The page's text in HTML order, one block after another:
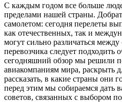
С каждым годом все больше
пределами нашей страны.
самолетом: сегодня перелеты
как отечественных, так и
могут сильно различаться
перевозчика следует
сегодняшний обзор мы решили
авиакомпаниям мира, раскрыть
рассказать, в какие страны они
перед этим мы собираемся дать
советов, связанных с выбором